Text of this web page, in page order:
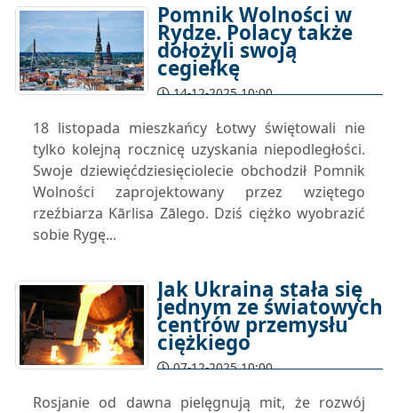
Pomnik Wolności w
Rydze. Polacy także
dołożyli swoją
cegiełkę
14-12-2025 10:00
18 listopada mieszkańcy Łotwy świętowali nie
tylko kolejną rocznicę uzyskania niepodległości.
Swoje dziewięćdziesięciolecie obchodził Pomnik
Wolności zaprojektowany przez wziętego
rzeźbiarza Kārlisa Zālego. Dziś ciężko wyobrazić
sobie Rygę...
Jak Ukraina stała się
jednym ze światowych
centrów przemysłu
ciężkiego
07-12-2025 10:00
Rosjanie od dawna pielęgnują mit, że rozwój